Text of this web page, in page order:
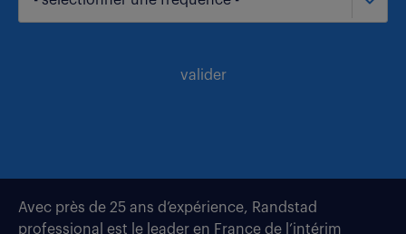
valider
Avec près de 25 ans d’expérience, Randstad
professional est le leader en France de l’intérim